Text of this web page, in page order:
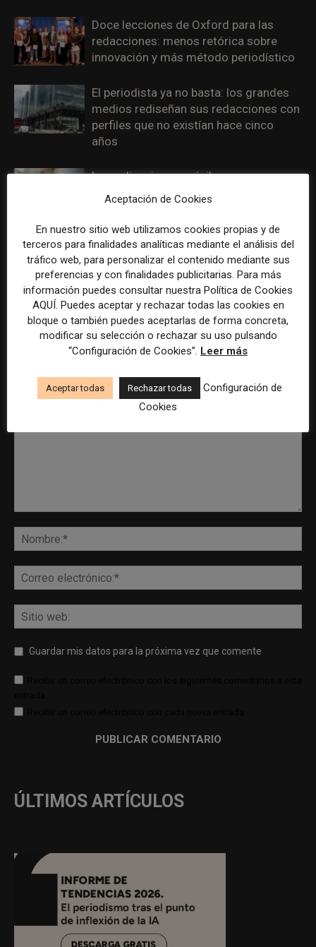
Doce lecciones de Oxford para las
redacciones: menos retórica sobre
innovación y más método periodístico
El periodista ya no basta: los grandes
medios rediseñan sus redacciones con
perfiles que no existían hace cinco
años
Las aplicaciones móviles ganan peso
para los medios como vía directa para
fidelizar lectores y reducir dependencia
del tráfico externo
La desinformación, los recortes y la IA
concentran la presión sobre los
periodistas en 2026
DEJA UNA RESPUESTA
Guardar mis datos para la próxima vez que comente
ÚLTIMOS ARTÍCULOS
Aceptación de Cookies
En nuestro sitio web utilizamos cookies propias y de
terceros para finalidades analíticas mediante el análisis del
tráfico web, para personalizar el contenido mediante sus
preferencias y con finalidades publicitarias. Para más
información puedes consultar nuestra Política de Cookies
AQUÍ. Puedes aceptar y rechazar todas las cookies en
bloque o también puedes aceptarlas de forma concreta,
modificar su selección o rechazar su uso pulsando
“Configuración de Cookies”. Leer más
Aceptar todas Rechazar todas
Configuración de
Cookies